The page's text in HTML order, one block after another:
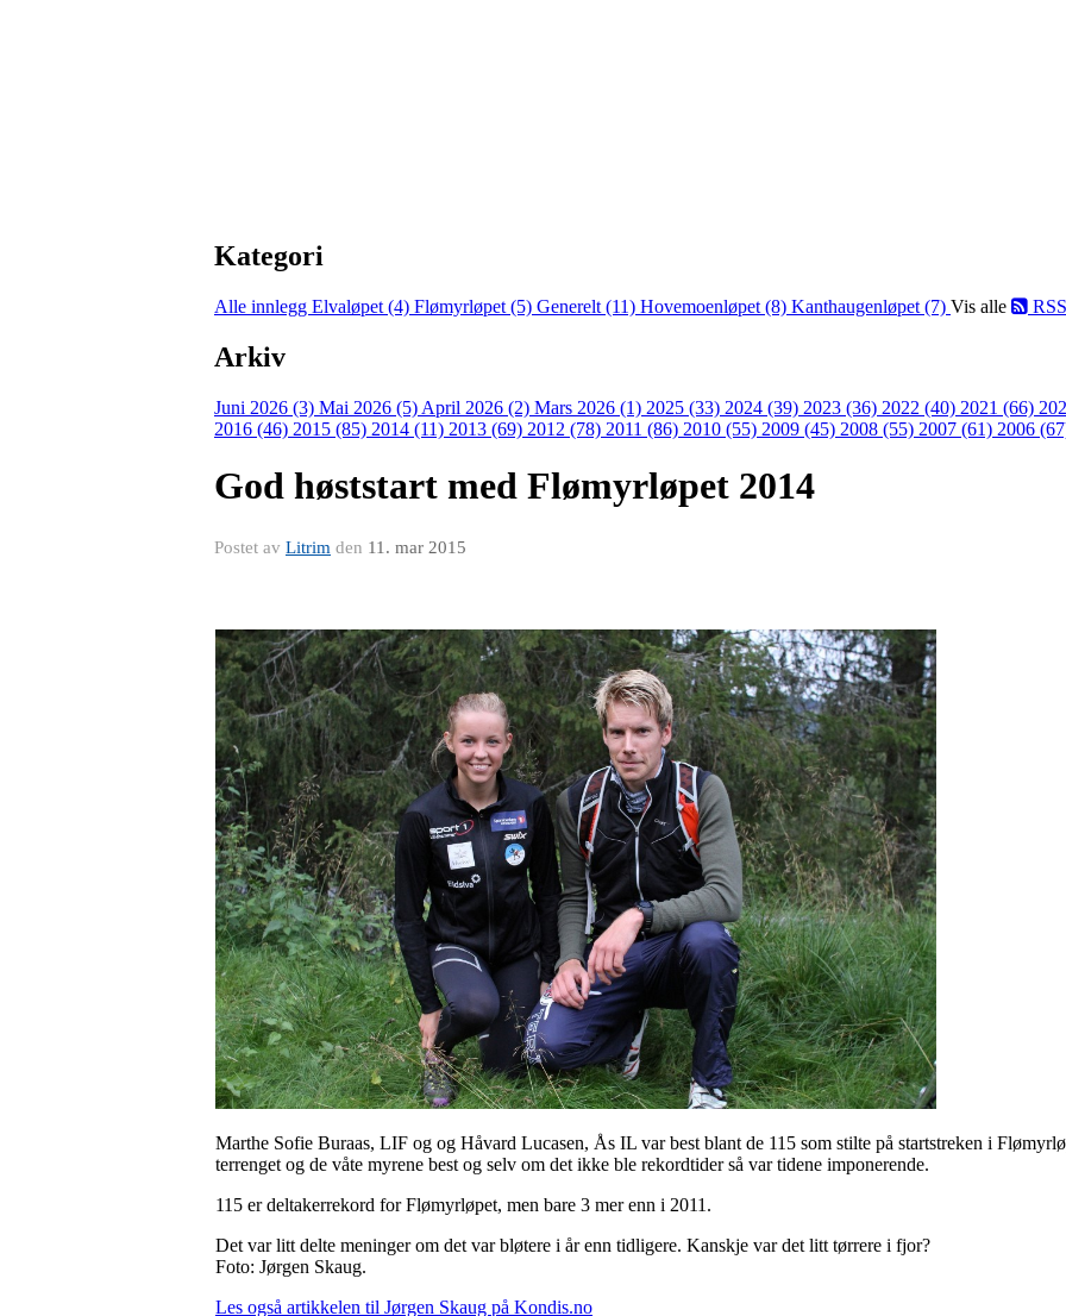
Kategori
Alle innlegg Elvaløpet (4) Flømyrløpet (5) Generelt (11) Hovemoenløpet (8) Kanthaugenløpet (7) Vis alle RSS
Arkiv
Juni 2026 (3) Mai 2026 (5) April 2026 (2) Mars 2026 (1) 2025 (33) 2024 (39) 2023 (36) 2022 (40) 2021 (66)
2016 (46) 2015 (85) 2014 (11) 2013 (69) 2012 (78) 2011 (86) 2010 (55) 2009 (45) 2008 (55) 2007 (61) 2006
God høststart med Flømyrløpet 2014
Postet av Litrim den 11. mar 2015
Marthe Sofie Buraas, LIF og og Håvard Lucasen, Ås IL var best blant de 115 som stilte på startstreken i
terrenget og de våte myrene best og selv om det ikke ble rekordtider så var tidene imponerende.
115 er deltakerrekord for Flømyrløpet, men bare 3 mer enn i 2011.
Det var litt delte meninger om det var bløtere i år enn tidligere. Kanskje var det litt tørrere i fjor?
Foto: Jørgen Skaug.
Les også artikkelen til Jørgen Skaug på Kondis.no